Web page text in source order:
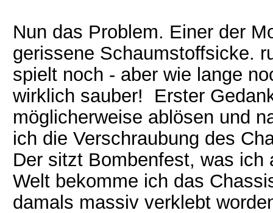
Nun das Problem. Einer der
gerissene Schaumstoffsicke.
spielt noch - aber wie lange
wirklich sauber! Erster
möglicherweise ablösen und
ich die Verschraubung des
Der sitzt Bombenfest, was ich
Welt bekomme ich das
damals massiv verklebt